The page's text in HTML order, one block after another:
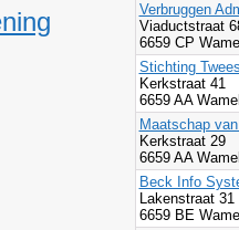
Verbruggen
Viaductstraat
6659 CP
Stichting
Kerkstraat 41
6659 AA
Maatschap
Kerkstraat 29
6659 AA
Beck Info
Lakenstraat 31
6659 BE